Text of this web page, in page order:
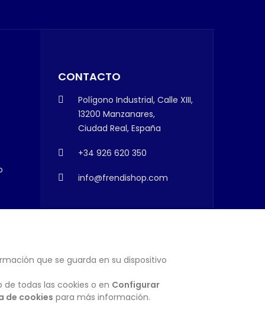
CONTACTO
Polígono Industrial, Calle XIII,
13200 Manzanares,
Ciudad Real, España
+34 926 620 350
info@frendishop.com
SUSCRIBIRSE
que se guarda en su dispositivo
todas las cookies o en Configurar
de cookies para más información.